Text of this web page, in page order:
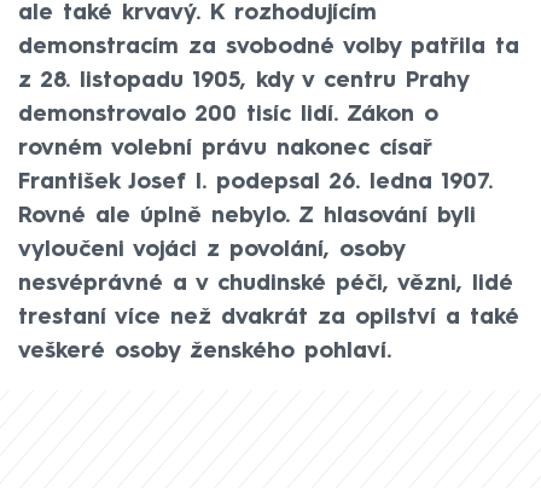
ale také krvavý. K rozhodujícím
demonstracím za svobodné volby patřila ta
z 28. listopadu 1905, kdy v centru Prahy
demonstrovalo 200 tisíc lidí. Zákon o
rovném volební právu nakonec císař
František Josef I. podepsal 26. ledna 1907.
Rovné ale úplně nebylo. Z hlasování byli
vyloučeni vojáci z povolání, osoby
nesvéprávné a v chudinské péči, vězni, lidé
trestaní více než dvakrát za opilství a také
veškeré osoby ženského pohlaví.